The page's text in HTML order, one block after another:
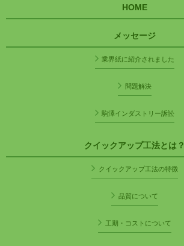
HOME
メッセージ
業界紙に紹介されました
問題解決
駒澤インダストリー訴訟
クイックアップ工法とは？
クイックアップ工法の特徴
品質について
工期・コストについて